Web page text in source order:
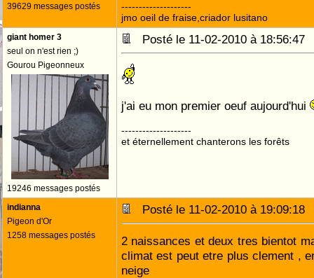
39629 messages postés
--------------------
jmo oeil de fraise,criador lusitano
giant homer 3
seul on n'est rien ;)
Gourou Pigeonneux
19246 messages postés
Posté le 11-02-2010 à
j'ai eu mon premier oeuf aujourd'hui
--------------------
et éternellement chanterons les forêts
indianna
Pigeon d'Or
1258 messages postés
Posté le 11-02-2010 à
2 naissances et deux tres bientot
climat est peut etre plus clement ,
neige